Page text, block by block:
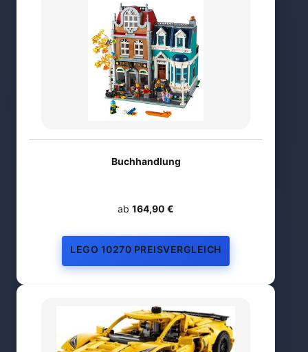
Buchhandlung
ab 164,90 €
LEGO 10270 PREISVERGLEICH